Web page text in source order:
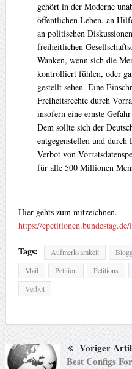
gehört in der Moderne
öffentlichen Leben, an
an politischen
freiheitlichen
Wanken, wenn sich die
kontrolliert fühlen, oder
gestellt sehen. Eine
Freiheitsrechte durch
insofern eine ernste
Dem sollte sich der
entgegenstellen und
Verbot von
für alle 500 Millionen
Hier gehts zum mitzeichnen.
https://
Tags: Aufmerksamkeit
Mail
Petition Petitions
Verbot
Voriger
Best Configs